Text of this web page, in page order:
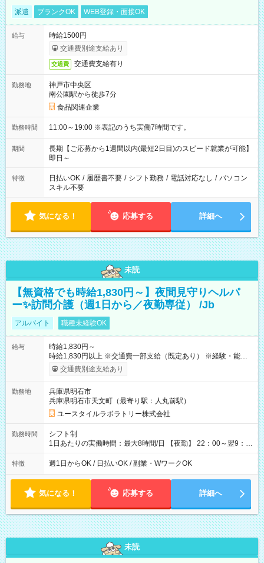
派遣 ブランクOK WEB登録・面接OK
給与
時給1500円
交通費別途支給あり
交通費 交通費支給有り
勤務地
神戸市中央区
南公園駅から徒歩7分
食品関連企業
勤務時間 11:00～19:00 ※表記のうち実働7時間です。
期間
長期【ご応募から1週間以内(最短2日目)のスピード就業が可能】
即日～
特徴 日払いOK / 履歴書不要 / シフト勤務 / 電話対応なし / パソコン
スキル不要
気になる！ 応募する 詳細へ
未読
【無資格でも時給1,830円～】夜間見守りヘルパ
ー✨訪問介護（週1日から／夜勤専従） /Jb
アルバイト 職種未経験OK
給与
時給1,830円～
時給1,830円以上 ※交通費一部支給（既定あり） ※経験・能力を
考慮して決定します 【収入例】 週1回勤務の場合：1,830円×8時
間×4回=5万8,560円 週3回勤務の場合：1,830円×8時間×12回
月 ※ 雇用形態と給与に、本採用時と異なる部分があります。 雇
用形態：本採用時と同じです。 給与：時給 1,550円以上
交通費別途支給あり
勤務地
兵庫県明石市
兵庫県明石市天文町（最寄り駅：人丸前駅）
ユースタイルラボラトリー株式会社
勤務時間
シフト制
1日あたりの実働時間：最大8時間/日 【夜勤】 22：00～翌9：
00 ※週1日～OK ／ 夜勤専従 ＊＊ 勤務時間例 ＊＊ ■22時か
ら翌7時 ■23時から翌8時 ■24時から翌9時 など ※上記の時間
ます。 ※曜日固定（毎週同じ曜日での勤務となります）
特徴 週1日からOK / 日払いOK / 副業・WワークOK
気になる！ 応募する 詳細へ
未読